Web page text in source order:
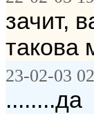
зачит,
такова
23-02-03